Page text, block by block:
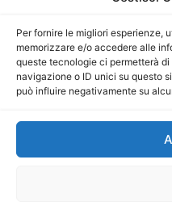
Per fornire le migliori esperienze,
memorizzare e/o accedere alle
queste tecnologie ci permetterà
navigazione o ID unici su questo
può influire negativamente su
Sito gestito daLa